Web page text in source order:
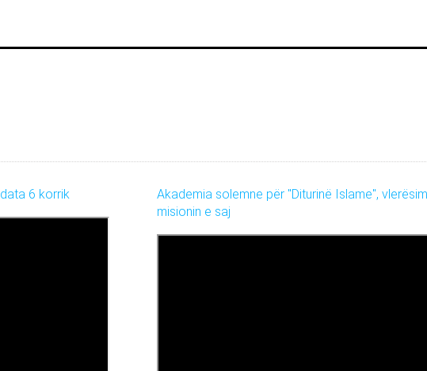
6 korrik
Akademia solemne për "Diturinë Islame",
misionin e saj